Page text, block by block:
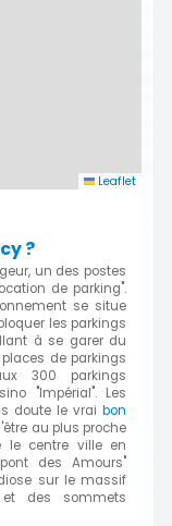
Leaflet
?
un des postes
de parking".
se situe
les parkings
à se garer du
de parkings
300 parkings
"Impérial". Les
doute le vrai bon
au plus proche
le centre ville en
des Amours"
sur le massif
des sommets